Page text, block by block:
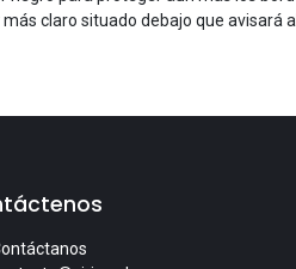
claro situado debajo que avisará